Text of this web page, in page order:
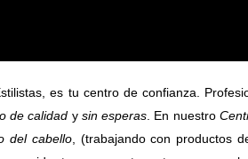
es tu centro de confianza.
de calidad y sin esperas . En nuestro
del cabello, (trabajando con productos